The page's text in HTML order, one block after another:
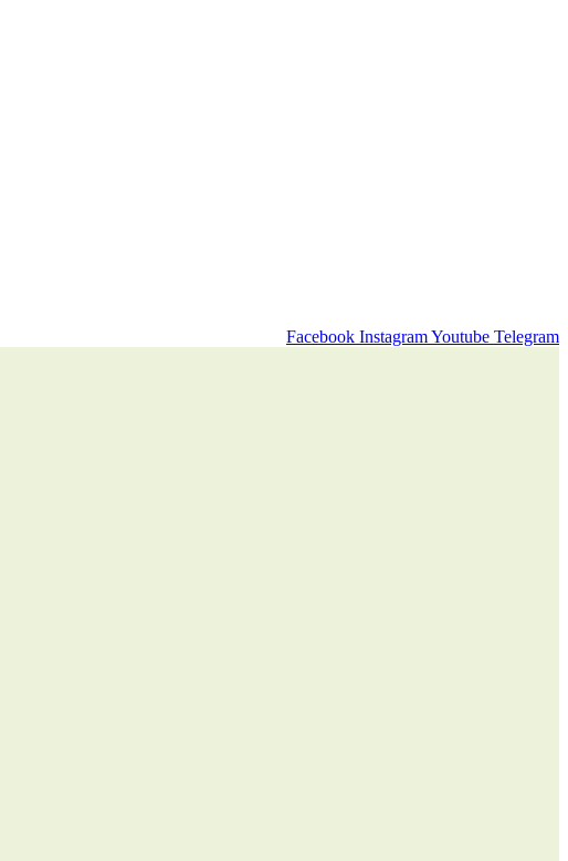
Facebook InstagramYoutube Telegram